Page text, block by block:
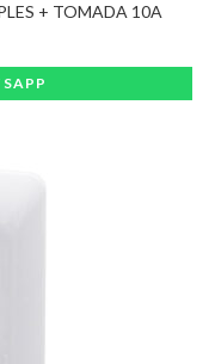
+ TOMADA 10A